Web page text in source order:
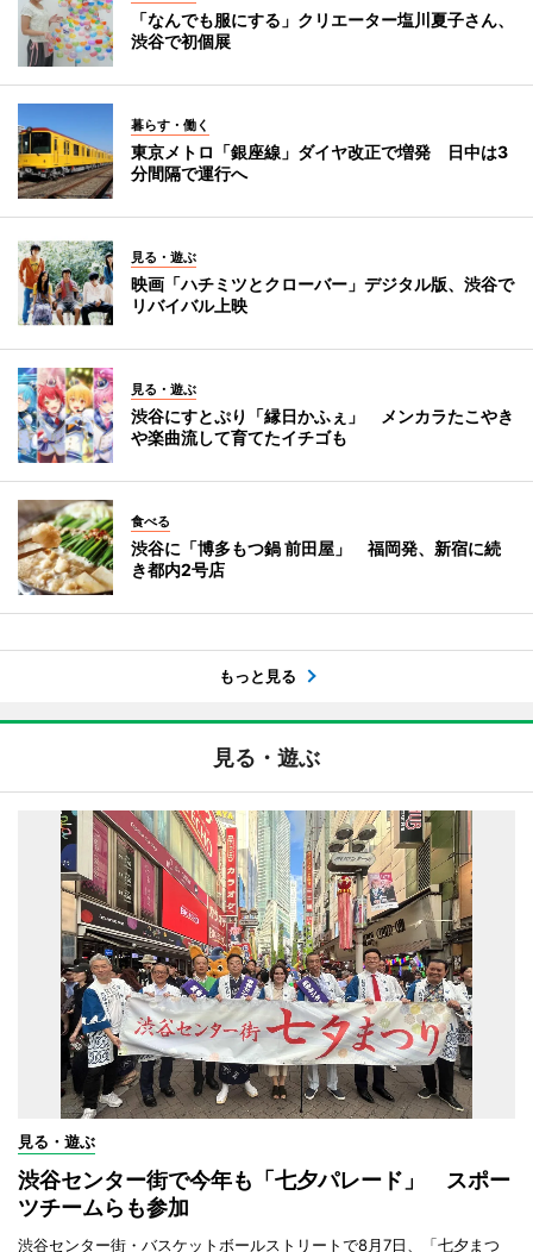
「なんでも服にする」クリエーター塩川夏子さん、
渋谷で初個展
暮らす・働く
東京メトロ「銀座線」ダイヤ改正で増発 日中は3
分間隔で運行へ
見る・遊ぶ
映画「ハチミツとクローバー」デジタル版、渋谷で
リバイバル上映
見る・遊ぶ
渋谷にすとぷり「縁日かふぇ」 メンカラたこやき
や楽曲流して育てたイチゴも
食べる
渋谷に「博多もつ鍋 前田屋」 福岡発、新宿に続
き都内2号店
もっと見る
見る・遊ぶ
見る・遊ぶ
渋谷センター街で今年も「七夕パレード」 スポー
ツチームらも参加
渋谷センター街・バスケットボールストリートで8月7日、「七夕まつ